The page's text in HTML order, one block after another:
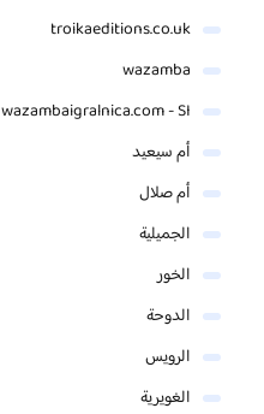
troikaeditions.co.uk
wazamba
wazambaigralnica.com - SI
أم سيعيد
أم صلال
الجميلية
الخور
الدوحة
الرويس
الغويرية